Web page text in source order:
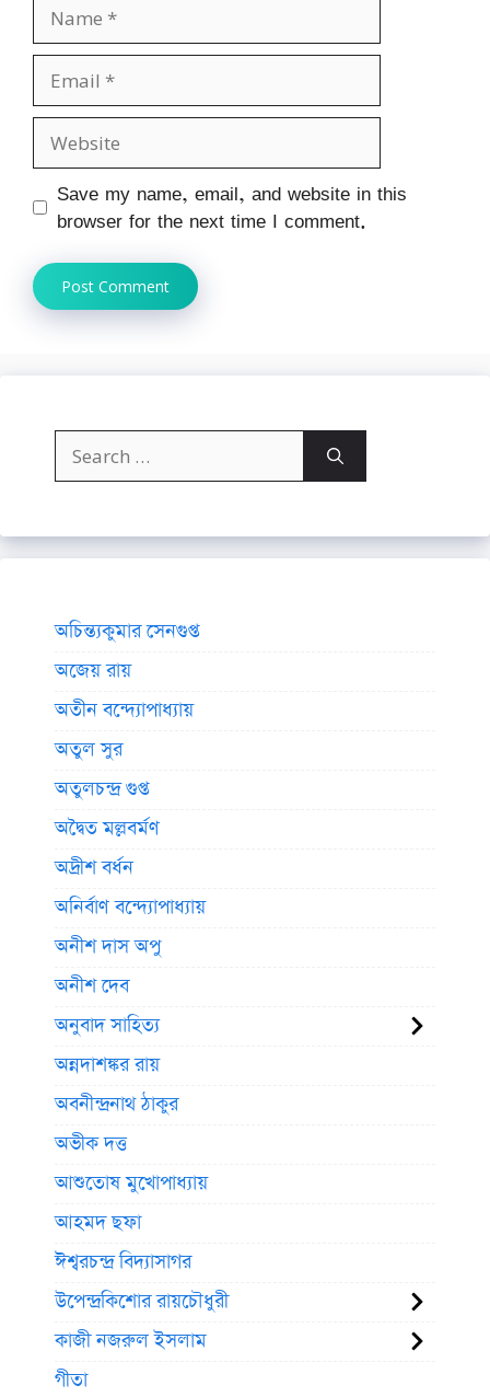
Email
Website
Save my name, email, and website in this
browser for the next time I comment.
Search
for:
অচিন্ত্যকুমার সেনগুপ্ত
অজেয় রায়
অতীন বন্দ্যোপাধ্যায়
অতুল সুর
অতুলচন্দ্র গুপ্ত
অদ্বৈত মল্লবর্মণ
অদ্রীশ বর্ধন
অনির্বাণ বন্দ্যোপাধ্যায়
অনীশ দাস অপু
অনীশ দেব
অনুবাদ সাহিত্য
অন্নদাশঙ্কর রায়
অবনীন্দ্রনাথ ঠাকুর
অভীক দত্ত
আশুতোষ মুখোপাধ্যায়
আহমদ ছফা
ঈশ্বরচন্দ্র বিদ্যাসাগর
উপেন্দ্রকিশোর রায়চৌধুরী
কাজী নজরুল ইসলাম
গীতা